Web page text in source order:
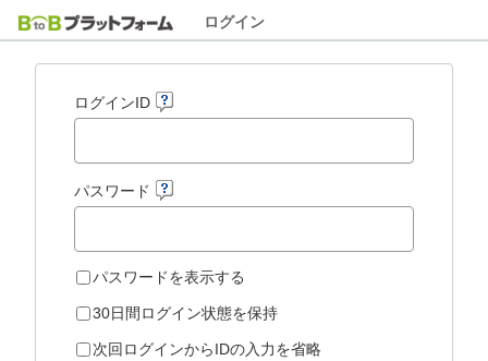
ログイン
ログインID
パスワード
パスワードを表示する
30日間ログイン状態を保持
次回ログインからIDの入力を省略